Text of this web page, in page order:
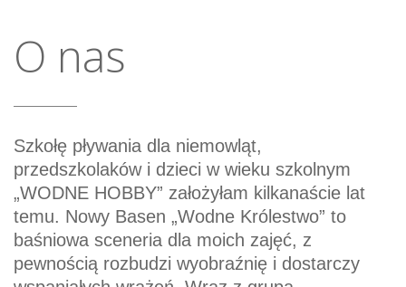
O nas
Szkołę pływania dla niemowląt,
przedszkolaków i dzieci w wieku szkolnym
„WODNE HOBBY” założyłam kilkanaście lat
temu. Nowy Basen „Wodne Królestwo” to
baśniowa sceneria dla moich zajęć, z
pewnością rozbudzi wyobraźnię i dostarczy